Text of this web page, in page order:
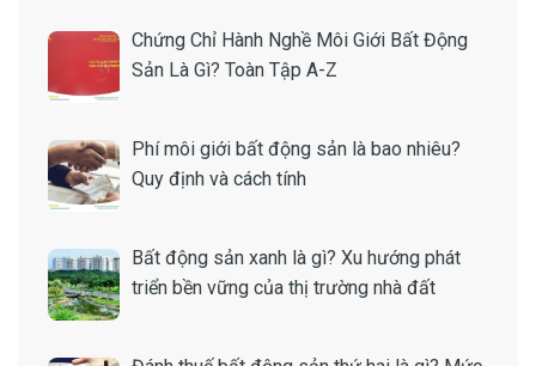
Chứng Chỉ Hành Nghề Môi Giới Bất Động
Sản Là Gì? Toàn Tập A-Z
Phí môi giới bất động sản là bao nhiêu?
Quy định và cách tính
Bất động sản xanh là gì? Xu hướng phát
triển bền vững của thị trường nhà đất